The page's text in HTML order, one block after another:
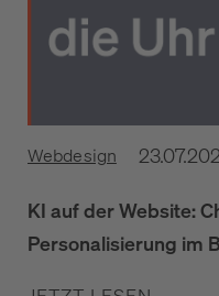
Webdesign
KI auf der Website:
Personalisierung im